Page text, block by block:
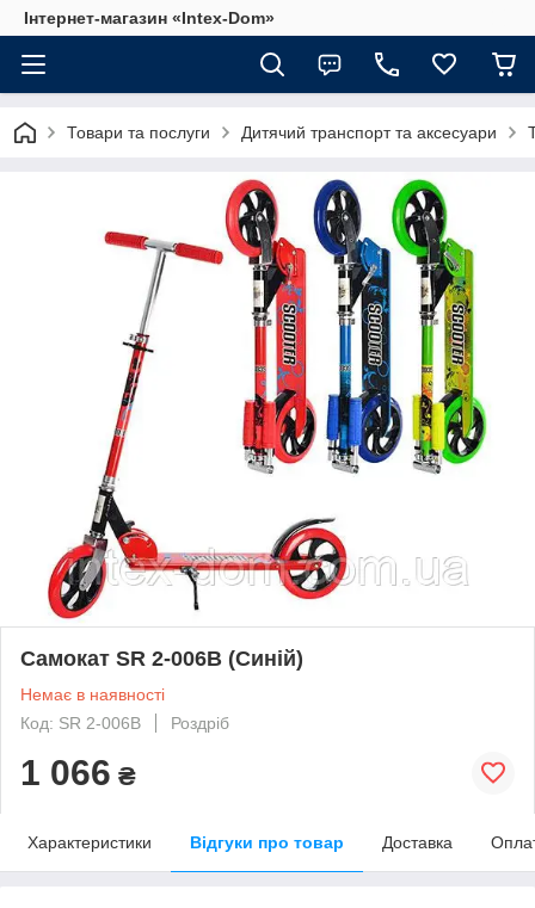
Інтернет-магазин «Intex-Dom»
Товари та послуги Дитячий транспорт та аксесуари
Самокат SR 2-006B (Синій)
Немає в наявності
Код: SR 2-006B
Роздріб
1 066 ₴
Характеристики Відгуки про товар Доставка